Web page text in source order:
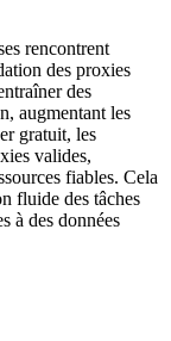
rencontrent
des proxies
des
augmentant les
gratuit, les
valides,
fiables. Cela
fluide des tâches
à des données